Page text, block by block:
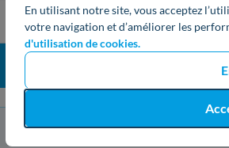
En utilisant notre site, vous acceptez
votre navigation et d’améliorer les
d'utilisation de cookies.